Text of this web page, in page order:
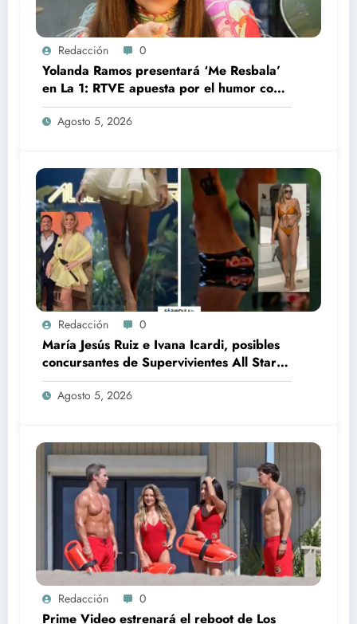
Redacción 0
Yolanda Ramos presentará ‘Me Resbala’
en La 1: RTVE apuesta por el humor con
una de sus grandes estrellas
Agosto 5, 2026
Redacción 0
María Jesús Ruiz e Ivana Icardi, posibles
concursantes de Supervivientes All Stars
3
Agosto 5, 2026
Redacción 0
Prime Video estrenará el reboot de Los